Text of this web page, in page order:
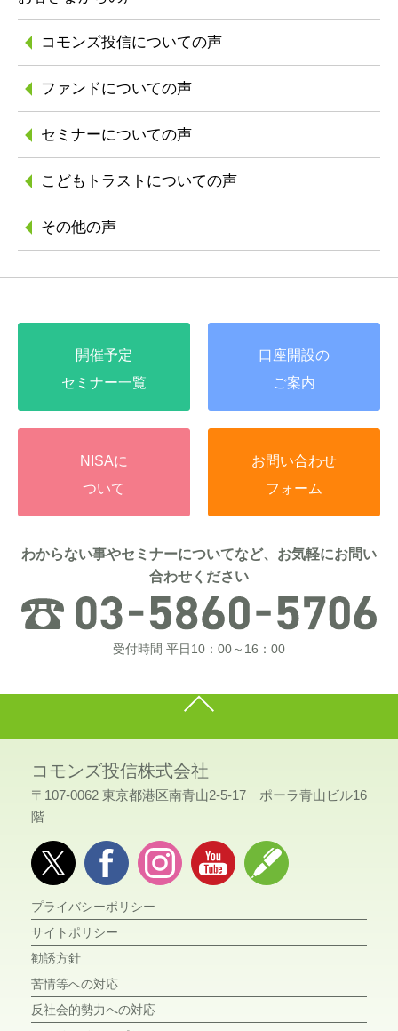
コモンズ投信についての声
ファンドについての声
セミナーについての声
こどもトラストについての声
その他の声
開催予定
セミナー一覧
口座開設の
ご案内
NISAに
ついて
お問い合わせ
フォーム
わからない事やセミナーについてなど、お気軽にお問い
合わせください
受付時間 平日10：00～16：00
コモンズ投信株式会社
〒107-0062 東京都港区南青山2-5-17 ポーラ青山ビル16
階
プライバシーポリシー
サイトポリシー
勧誘方針
苦情等への対応
反社会的勢力への対応